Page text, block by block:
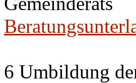
6 Umbildung